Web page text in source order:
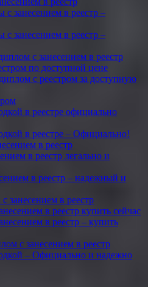
занесением в реестр –
занесением в реестр –
с занесением в реестр
по доступной цене
с реестром за доступную
в реестре официально
в реестре – Официально!
в реестр
в реестр легально и
в реестр – надежный и
занесением в реестр
в реестр купить сейчас
в реестр – купить
с занесением в реестр
– Официально и надежно